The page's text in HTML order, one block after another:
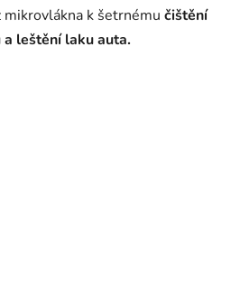
mikrovlákna k šetrnému čištění
leštění laku auta.